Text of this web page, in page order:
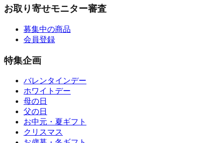
お取り寄せモニター審査
募集中の商品
会員登録
特集企画
バレンタインデー
ホワイトデー
母の日
父の日
お中元・夏ギフト
クリスマス